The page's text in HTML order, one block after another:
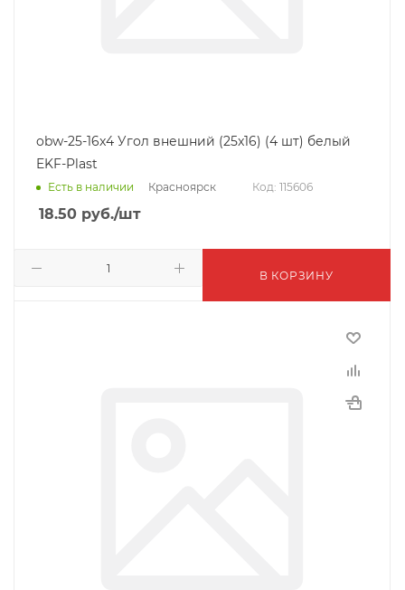
obw-25-16x4 Угол внешний (25x16) (4 шт) белый
EKF-Plast
Есть в наличии Красноярск Код: 115606
18.50 руб./шт
В КОРЗИНУ